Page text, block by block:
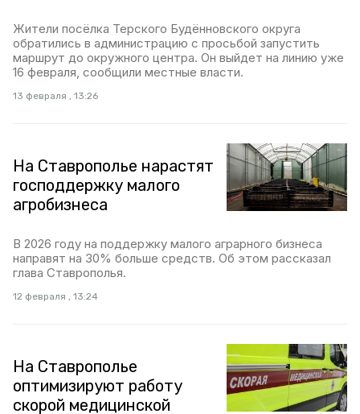
Жители посёлка Терского Будённовского округа
обратились в администрацию с просьбой запустить
маршрут до окружного центра. Он выйдет на линию уже
16 февраля, сообщили местные власти.
13 февраля , 13:26
На Ставрополье нарастят
господдержку малого
агробизнеса
В 2026 году на поддержку малого аграрного бизнеса
направят на 30% больше средств. Об этом рассказал
глава Ставрополья.
12 февраля , 13:24
На Ставрополье
оптимизируют работу
скорой медицинской